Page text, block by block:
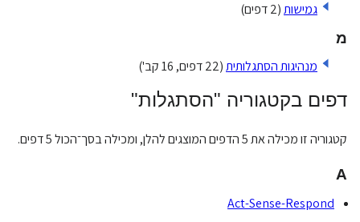
גמישות(2 דפים)
מ
מנהיגות הסתגלותית(22 דפים, 16 קב')
דפים בקטגוריה "הסתגלות"
קטגוריה זו מכילה את 5 הדפים המוצגים להלן, ומכילה בסך־הכול 5 דפים.
A
Act-Sense-Respond